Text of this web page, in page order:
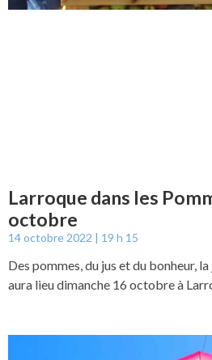
Larroque dans les
octobre
14 octobre 2022 19 h 15
Des pommes, du jus et du bonheur,
aura lieu dimanche 16 octobre à